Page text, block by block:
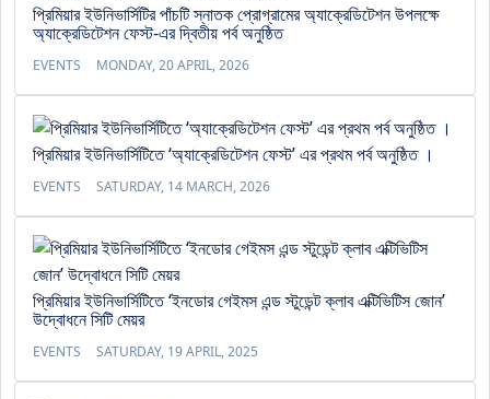
প্রিমিয়ার ইউনিভার্সিটির পাঁচটি স্নাতক প্রোগ্রামের অ্যাক্রেডিটেশন উপলক্ষে
অ্যাক্রেডিটেশন ফেস্ট-এর দ্বিতীয় পর্ব অনুষ্ঠিত
EVENTS MONDAY, 20 APRIL, 2026
প্রিমিয়ার ইউনিভার্সিটিতে ‘অ্যাক্রেডিটেশন ফেস্ট’ এর প্রথম পর্ব অনুষ্ঠিত ।
EVENTS SATURDAY, 14 MARCH, 2026
প্রিমিয়ার ইউনিভার্সিটিতে ‘ইনডোর গেইমস এন্ড স্টুডেন্ট ক্লাব এক্টিভিটিস জোন’
উদ্বোধনে সিটি মেয়র
EVENTS SATURDAY, 19 APRIL, 2025